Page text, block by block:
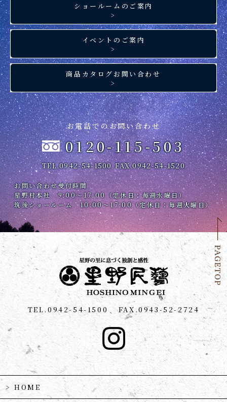
ショールームのご案内
>
イベントのご案内
>
商品カタログお問い合わせ
>
お電話でのお問い合わせ
0120-115-503
TEL.0942-54-1500 FAX.0942-54-1520
お問い合わせ受付時間
星野村本社 9:00～17:00（定休日：毎週水曜日）
筑後ショールーム 10:00～17:00（定休日：毎週火曜日）
TEL.0942-54-1500 FAX.0943-52-2724
HOME